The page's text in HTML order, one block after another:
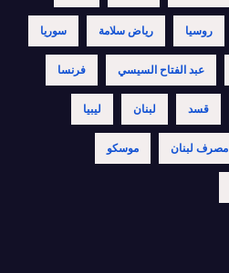
روسيا رياض سلامة سوريا
عبد الفتاح السيسي فرنسا
قسد لبنان ليبيا
مصرف لبنان موسكو